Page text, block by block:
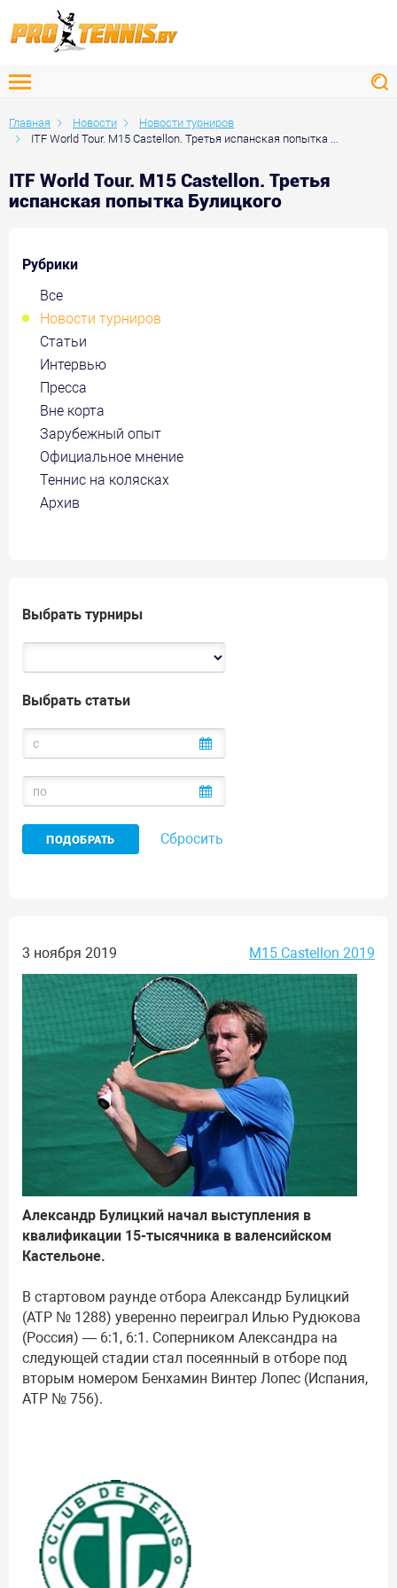
Главная Новости
Новости турниров
ITF World Tour. M15 Castellon. Третья испанская попытка ...
ITF World Tour. M15 Castellon. Третья
испанская попытка Булицкого
Рубрики
Все
Новости турниров
Статьи
Интервью
Пресса
Вне корта
Зарубежный опыт
Официальное мнение
Теннис на колясках
Архив
Выбрать турниры
Выбрать статьи
Сбросить
3 ноября 2019 M15 Castellon 2019
Александр Булицкий начал выступления в
квалификации 15-тысячника в валенсийском
Кастельоне.
В стартовом раунде отбора Александр Булицкий
(ATP № 1288) уверенно переиграл Илью Рудюкова
(Россия) — 6:1, 6:1. Соперником Александра на
следующей стадии стал посеянный в отборе под
вторым номером Бенхамин Винтер Лопес (Испания,
ATP № 756).